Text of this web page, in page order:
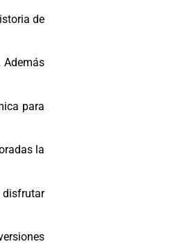
de
Además
para
la
disfrutar